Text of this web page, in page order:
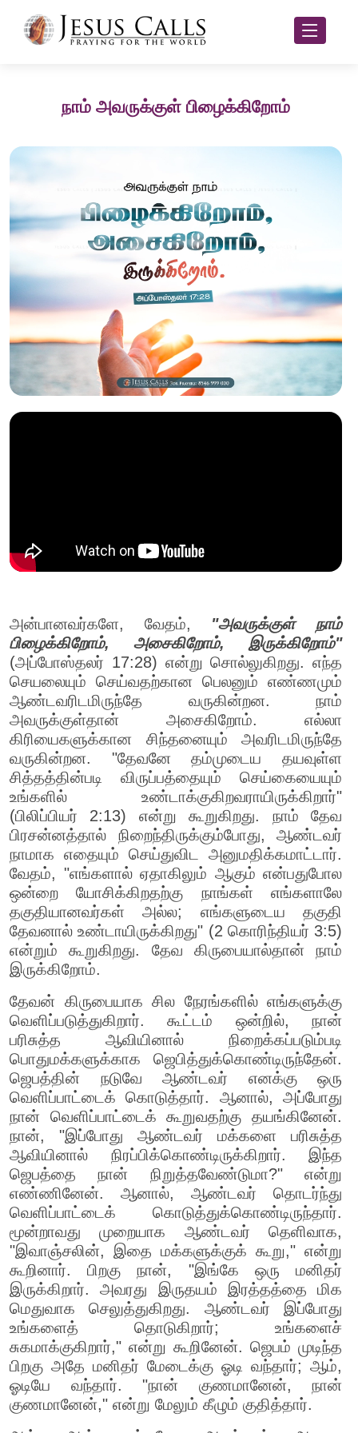
நாம் அவருக்குள் பிழைக்கிறோம்
அன்பானவர்களே, வேதம், "அவருக்குள் நாம்
பிழைக்கிறோம், அசைகிறோம், இருக்கிறோம்"
(அப்போஸ்தலர் 17:28) என்று சொல்லுகிறது. எந்த
செயலையும் செய்வதற்கான பெலனும் எண்ணமும்
ஆண்டவரிடமிருந்தே வருகின்றன. நாம்
அவருக்குள்தான் அசைகிறோம். எல்லா
கிரியைகளுக்கான சிந்தனையும் அவரிடமிருந்தே
வருகின்றன. "தேவனே தம்முடைய தயவுள்ள
சித்தத்தின்படி விருப்பத்தையும் செய்கையையும்
உங்களில் உண்டாக்குகிறவராயிருக்கிறார்"
(பிலிப்பியர் 2:13) என்று கூறுகிறது. நாம் தேவ
பிரசன்னத்தால் நிறைந்திருக்கும்போது, ஆண்டவர்
நாமாக எதையும் செய்துவிட அனுமதிக்கமாட்டார்.
வேதம், "எங்களால் ஏதாகிலும் ஆகும் என்பதுபோல
ஒன்றை யோசிக்கிறதற்கு நாங்கள் எங்களாலே
தகுதியானவர்கள் அல்ல; எங்களுடைய தகுதி
தேவனால் உண்டாயிருக்கிறது" (2 கொரிந்தியர் 3:5)
என்றும் கூறுகிறது. தேவ கிருபையால்தான் நாம்
இருக்கிறோம்.
தேவன் கிருபையாக சில நேரங்களில் எங்களுக்கு
வெளிப்படுத்துகிறார். கூட்டம் ஒன்றில், நான்
பரிசுத்த ஆவியினால் நிறைக்கப்படும்படி
பொதுமக்களுக்காக ஜெபித்துக்கொண்டிருந்தேன்.
ஜெபத்தின் நடுவே ஆண்டவர் எனக்கு ஒரு
வெளிப்பாட்டைக் கொடுத்தார். ஆனால், அப்போது
நான் வெளிப்பாட்டைக் கூறுவதற்கு தயங்கினேன்.
நான், "இப்போது ஆண்டவர் மக்களை பரிசுத்த
ஆவியினால் நிரப்பிக்கொண்டிருக்கிறார். இந்த
ஜெபத்தை நான் நிறுத்தவேண்டுமா?" என்று
எண்ணினேன். ஆனால், ஆண்டவர் தொடர்ந்து
வெளிப்பாட்டைக் கொடுத்துக்கொண்டிருந்தார்.
மூன்றாவது முறையாக ஆண்டவர் தெளிவாக,
"இவாஞ்சலின், இதை மக்களுக்குக் கூறு," என்று
கூறினார். பிறகு நான், "இங்கே ஒரு மனிதர்
இருக்கிறார். அவரது இருதயம் இரத்தத்தை மிக
மெதுவாக செலுத்துகிறது. ஆண்டவர் இப்போது
உங்களைத் தொடுகிறார்; உங்களைச்
சுகமாக்குகிறார்," என்று கூறினேன். ஜெபம் முடிந்த
பிறகு அதே மனிதர் மேடைக்கு ஓடி வந்தார்; ஆம்,
ஓடியே வந்தார். "நான் குணமானேன், நான்
குணமானேன்," என்று மேலும் கீழும் குதித்தார்.